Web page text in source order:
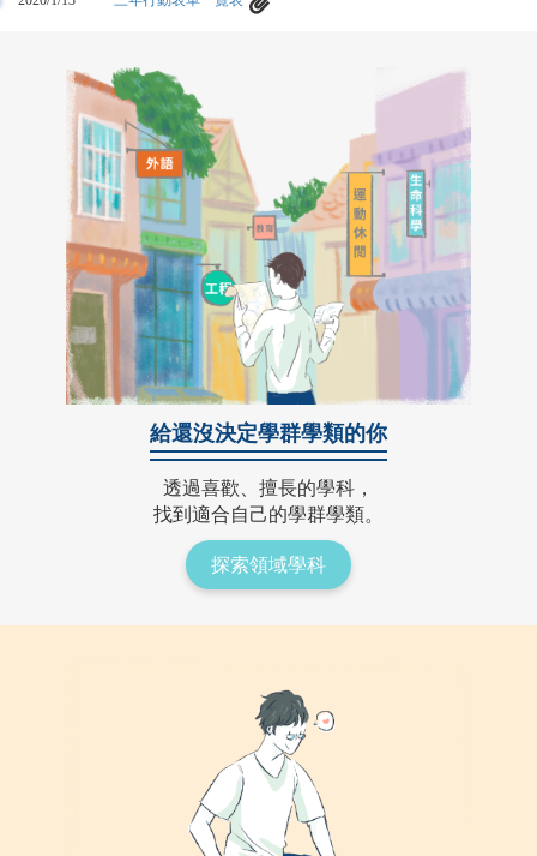
給還沒決定學群學類的你
透過喜歡、擅長的學科，
找到適合自己的學群學類。
探索領域學科